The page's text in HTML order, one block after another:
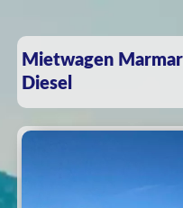
Mietwagen
Diesel